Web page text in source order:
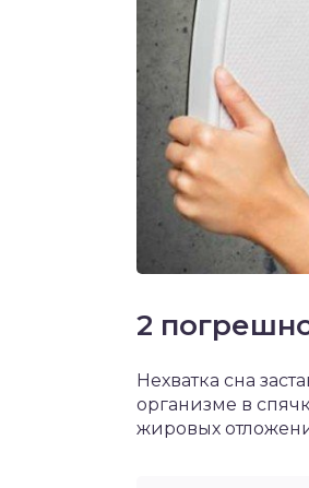
2
Нехватка сна
организме в
жировых